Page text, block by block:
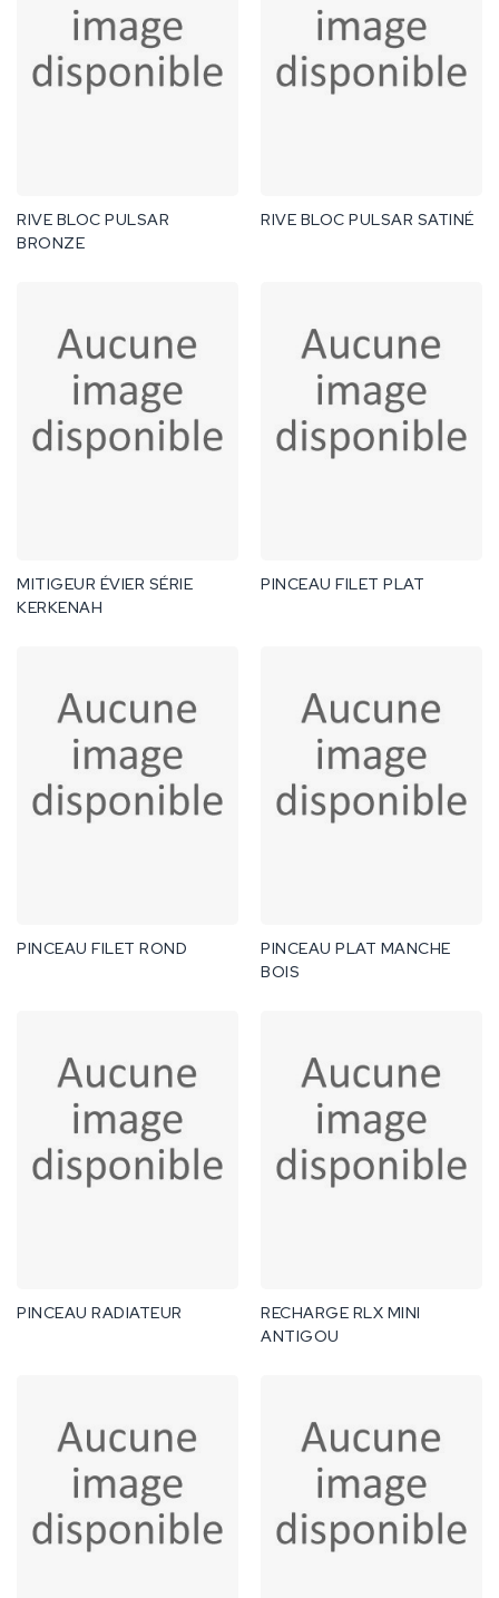
RIVE BLOC PULSAR
BRONZE
RIVE BLOC PULSAR SATINÉ
MITIGEUR ÉVIER SÉRIE
KERKENAH
PINCEAU FILET PLAT
PINCEAU FILET ROND
PINCEAU PLAT MANCHE
BOIS
PINCEAU RADIATEUR
RECHARGE RLX MINI
ANTIGOU